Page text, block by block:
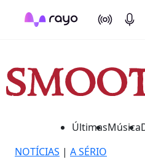
On Air
ÚltimasMúsica
NOTÍCIAS | A SÉRIO